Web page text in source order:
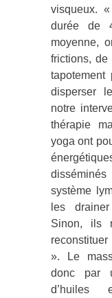
visqueux.
durée de
moyenne,
frictions, de
disperser
notre
thérapie
yoga ont
système
les
Sinon, ils
». Le
donc par
d’huiles